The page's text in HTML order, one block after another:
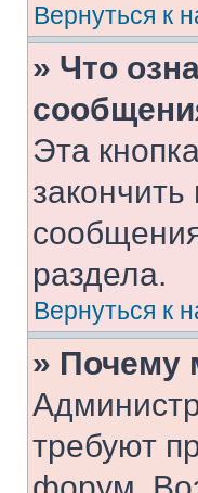
Вернуться к
» Что
Эта
раздела.
Вернуться к
» Почему
требуют